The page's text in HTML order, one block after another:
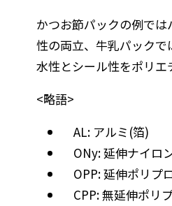
かつお節パックの例で
性の両立、牛乳パック
水性とシール性をポリエ
<略語>
AL: アルミ(箔)
ONy: 延伸ナイロ
OPP: 延伸ポリプ
CPP: 無延伸ポリ